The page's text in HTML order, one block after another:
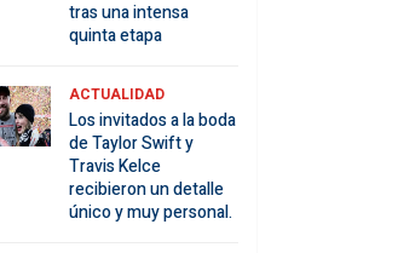
tras una intensa
quinta etapa
ACTUALIDAD
Los invitados a la boda
de Taylor Swift y
Travis Kelce
recibieron un detalle
único y muy personal.